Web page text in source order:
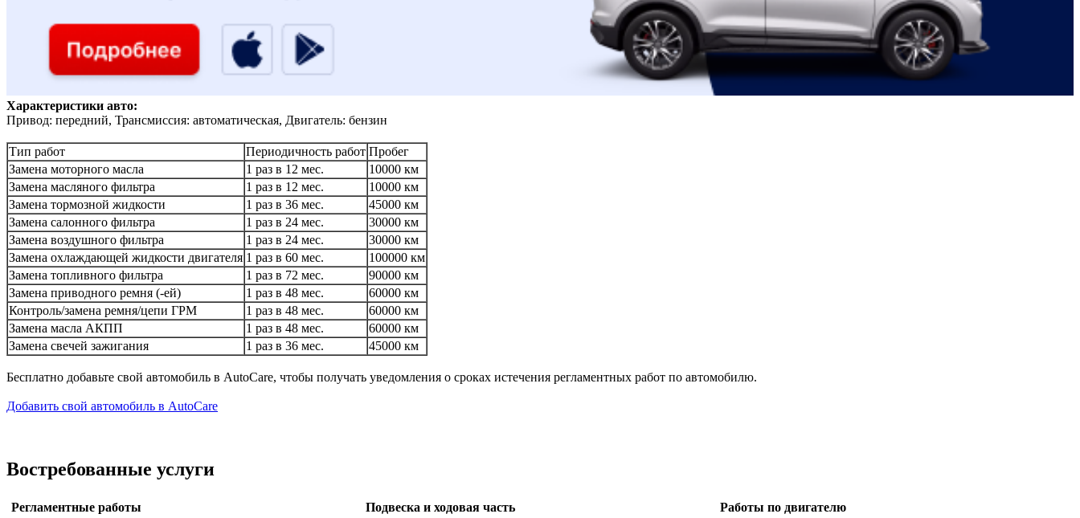
Характеристики авто:
Привод: передний, Трансмиссия: автоматическая, Двигатель: бензин
Тип работ Периодичность работ Пробег
Замена моторного масла
1 раз в 12 мес.
10000 км
Замена масляного фильтра
1 раз в 12 мес.
10000 км
Замена тормозной жидкости
1 раз в 36 мес.
45000 км
Замена салонного фильтра
1 раз в 24 мес.
30000 км
Замена воздушного фильтра
1 раз в 24 мес.
30000 км
Замена охлаждающей жидкости двигателя 1 раз в 60 мес.
100000 км
Замена топливного фильтра
1 раз в 72 мес.
90000 км
Замена приводного ремня (-ей)
1 раз в 48 мес.
60000 км
Контроль/замена ремня/цепи ГРМ
1 раз в 48 мес.
60000 км
Замена масла АКПП
1 раз в 48 мес.
60000 км
Замена свечей зажигания
1 раз в 36 мес. 45000 км
Бесплатно добавьте свой автомобиль в AutoCare, чтобы получать уведомления о сроках истечения регламентных работ по автомобилю.
Добавить свой автомобиль в AutoCare
Востребованные услуги
Регламентные работы Подвеска и ходовая часть Работы по двигателю